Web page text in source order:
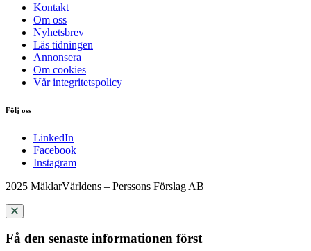
Kontakt
Om oss
Nyhetsbrev
Läs tidningen
Annonsera
Om cookies
Vår integritetspolicy
Följ oss
LinkedIn
Facebook
Instagram
2025 MäklarVärldens – Perssons Förslag AB
Få den senaste informationen först